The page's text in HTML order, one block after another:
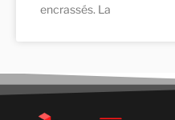
encrassés. La